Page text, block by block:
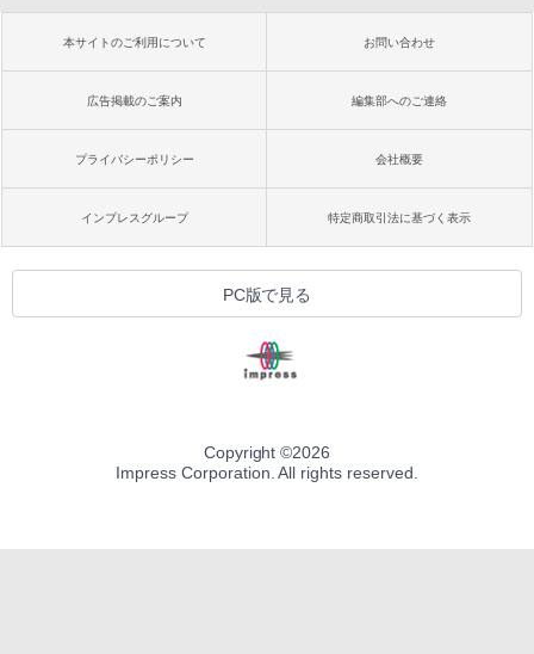
本サイトのご利用について お問い合わせ
広告掲載のご案内 編集部へのご連絡
プライバシーポリシー 会社概要
インプレスグループ 特定商取引法に基づく表示
PC版で見る
Copyright ©2026
Impress Corporation. All rights reserved.